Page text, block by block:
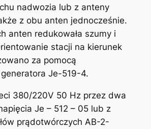
nadwozia lub z anteny
z obu anten jednocześnie.
anten redukowała szumy i
stacji na kierunek
za pomocą
Je-519-4.
380/220V 50 Hz przez dwa
Je – 512 – 05 lub z
prądotwórczych AB-2-